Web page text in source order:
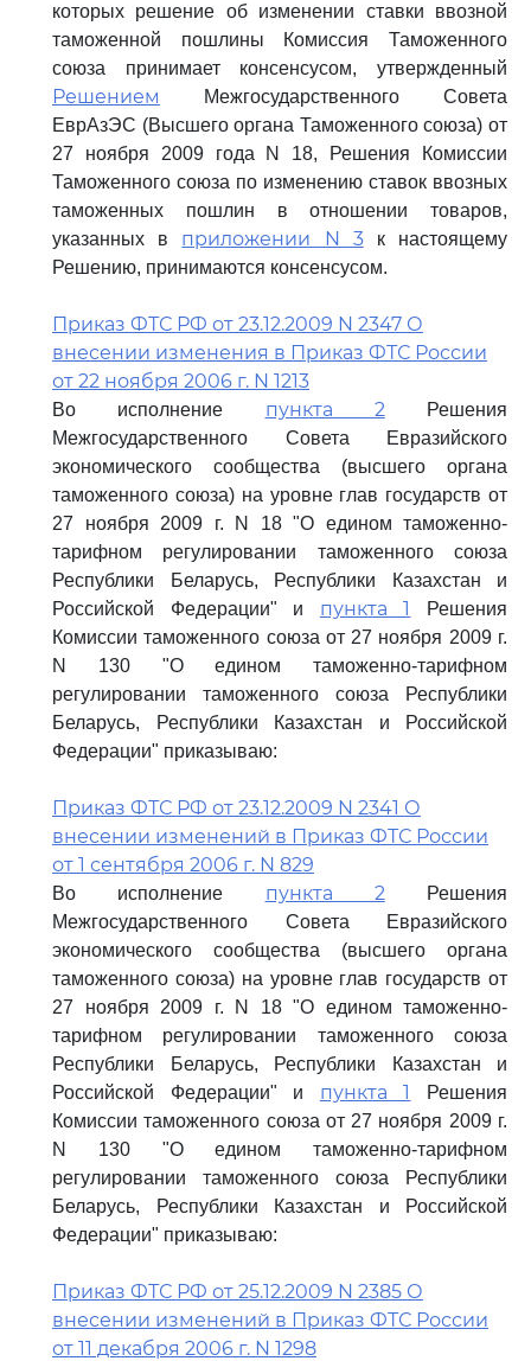
которых решение об изменении ставки ввозной
таможенной пошлины Комиссия Таможенного
союза принимает консенсусом, утвержденный
Решением
Межгосударственного Совета
ЕврАзЭС (Высшего органа Таможенного союза) от
27 ноября 2009 года N 18, Решения Комиссии
Таможенного союза по изменению ставок ввозных
таможенных пошлин в отношении товаров,
указанных в приложении N 3к настоящему
Решению, принимаются консенсусом.
Приказ ФТС РФ от 23.12.2009 N 2347 О
внесении изменения в Приказ ФТС России
от 22 ноября 2006 г. N 1213
Во исполнение пункта 2 Решения
Межгосударственного Совета Евразийского
экономического сообщества (высшего органа
таможенного союза) на уровне глав государств от
27 ноября 2009 г. N 18 "О едином таможенно-
тарифном регулировании таможенного союза
Республики Беларусь, Республики Казахстан и
Российской Федерации" и пункта 1
Решения
Комиссии таможенного союза от 27 ноября 2009 г.
N 130 "О едином таможенно-тарифном
регулировании таможенного союза Республики
Беларусь, Республики Казахстан и Российской
Федерации" приказываю:
Приказ ФТС РФ от 23.12.2009 N 2341 О
внесении изменений в Приказ ФТС России
от 1 сентября 2006 г. N 829
Во исполнение пункта 2 Решения
Межгосударственного Совета Евразийского
экономического сообщества (высшего органа
таможенного союза) на уровне глав государств от
27 ноября 2009 г. N 18 "О едином таможенно-
тарифном регулировании таможенного союза
Республики Беларусь, Республики Казахстан и
Российской Федерации" и пункта 1
Решения
Комиссии таможенного союза от 27 ноября 2009 г.
N 130 "О едином таможенно-тарифном
регулировании таможенного союза Республики
Беларусь, Республики Казахстан и Российской
Федерации" приказываю:
Приказ ФТС РФ от 25.12.2009 N 2385 О
внесении изменений в Приказ ФТС России
от 11 декабря 2006 г. N 1298